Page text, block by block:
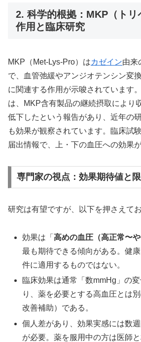
2. 科学的根拠：MKP（トリ
作用と臨床研究
MKP（Met-Lys-Pro）はカゼイン由来
で、血管弛緩やアンジオテンシン変
に関連する作用が示唆されています
は、MKP含有製品の継続摂取により
低下したという報告があり、近年の
も効果が観察されています。臨床試
届出情報で、上・下の血圧への効果
専門家の視点：効果期待値と
研究は有望ですが、以下を押さえて
効果は「高めの血圧（高正常〜や
最も期待できる傾向がある。健
件に適用するものではない。
臨床効果は通常「数mmHg」の
り、薬を必要とする高血圧とは
改善補助）である。
個人差があり、効果実感には数
が必要。薬を服用中の方は医師と